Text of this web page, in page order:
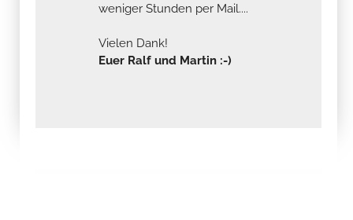
weniger Stunden per Mail....
Vielen Dank!
Euer Ralf und Martin :-)